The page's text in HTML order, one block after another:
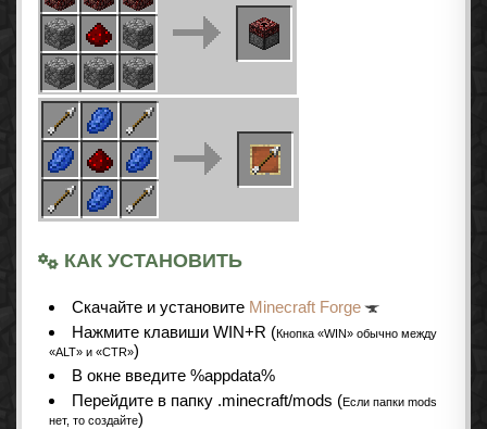
КАК УСТАНОВИТЬ
Cкачайте и установите Minecraft Forge
Нажмите клавиши WIN+R (Кнопка «WIN» обычно между
«ALT» и «CTR»)
В окне введите %appdata%
Перейдите в папку .minecraft/mods (Если папки mods
нет, то создайте)